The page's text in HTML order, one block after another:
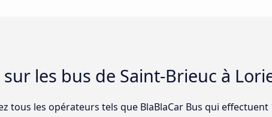
les bus de Saint-Brieuc à
tous les opérateurs tels que BlaBlaCar Bus qui